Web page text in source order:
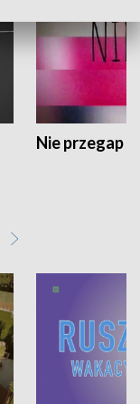
Nie przegap